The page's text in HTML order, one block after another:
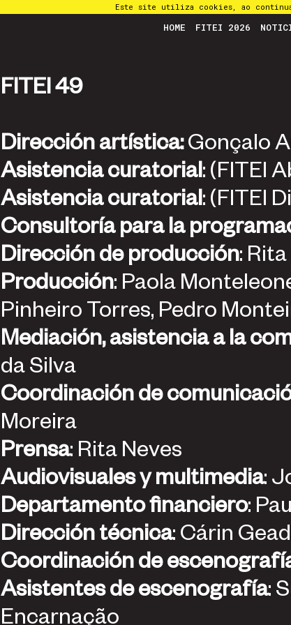
Este site utiliza cookies, ao
HOME FITEI 2026
FITEI 49
Dirección artística:Gonçalo
Asistencia curatorial: (FITEI
Asistencia curatorial: (FITEI
Consultoría para la
Dirección de producción:
Producción: Paola
Pinheiro Torres, Pedro
da Silva
Moreira
Prensa: Rita Neves
Audiovisuales y multimedia:
Departamento financiero:
Dirección técnica: Cárin
Coordinación de
Asistentes de escenografía:
Encarnação